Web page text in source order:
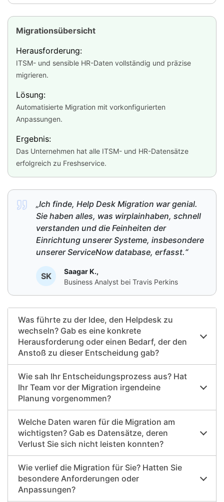
Migrationsübersicht
Herausforderung:
ITSM- und sensible HR-Daten vollständig und präzise
migrieren.
Lösung:
Automatisierte Migration mit vorkonfigurierten
Anpassungen.
Ergebnis:
Das Unternehmen hat alle ITSM- und HR-Datensätze
erfolgreich zu Freshservice.
„Ich finde, Help Desk Migration war genial.
Sie haben alles, was wirplainhaben, schnell
verstanden und die Feinheiten der
Einrichtung unserer Systeme, insbesondere
unserer ServiceNow database, erfasst.“
SK
Saagar K.,
Business Analyst bei Travis Perkins
Was führte zu der Idee, den Helpdesk zu
wechseln? Gab es eine konkrete
Herausforderung oder einen Bedarf, der den
Anstoß zu dieser Entscheidung gab?
Wie sah Ihr Entscheidungsprozess aus? Hat
Ihr Team vor der Migration irgendeine
Planung vorgenommen?
Welche Daten waren für die Migration am
wichtigsten? Gab es Datensätze, deren
Verlust Sie sich nicht leisten konnten?
Wie verlief die Migration für Sie? Hatten Sie
besondere Anforderungen oder
Anpassungen?